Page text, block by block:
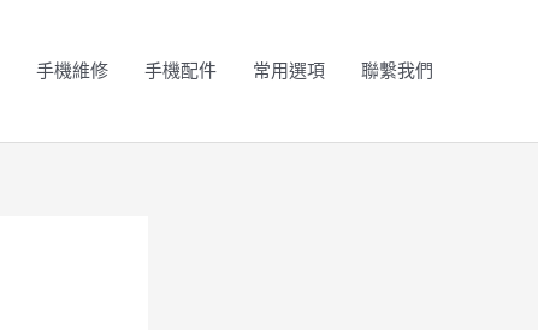
手機維修 手機配件 常用選項 聯繫我們